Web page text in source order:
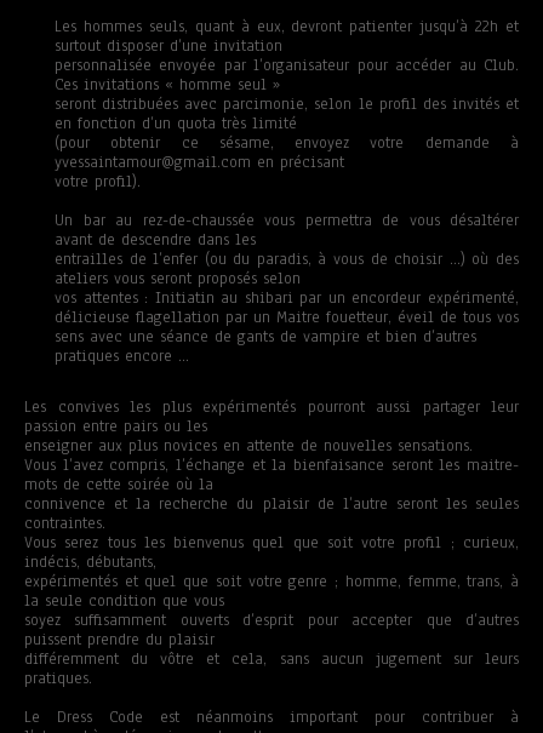
Les hommes seuls, quant à eux, devront patienter jusqu’à 22h et
surtout disposer d’une invitation
personnalisée envoyée par l’organisateur pour accéder au Club.
Ces invitations « homme seul »
seront distribuées avec parcimonie, selon le profil des invités et
en fonction d’un quota très limité
(pour obtenir ce sésame, envoyez votre demande à
yvessaintamour@gmail.com en précisant
votre profil).
Un bar au rez-de-chaussée vous permettra de vous désaltérer
avant de descendre dans les
entrailles de l’enfer (ou du paradis, à vous de choisir …) où des
ateliers vous seront proposés selon
vos attentes : Initiatin au shibari par un encordeur expérimenté,
délicieuse flagellation par un Maitre fouetteur, éveil de tous vos
sens avec une séance de gants de vampire et bien d’autres
pratiques encore …
Les convives les plus expérimentés pourront aussi partager leur
passion entre pairs ou les
enseigner aux plus novices en attente de nouvelles sensations.
Vous l’avez compris, l’échange et la bienfaisance seront les maitre-
mots de cette soirée où la
connivence et la recherche du plaisir de l’autre seront les seules
contraintes.
Vous serez tous les bienvenus quel que soit votre profil ; curieux,
indécis, débutants,
expérimentés et quel que soit votre genre ; homme, femme, trans, à
la seule condition que vous
soyez suffisamment ouverts d’esprit pour accepter que d’autres
puissent prendre du plaisir
différemment du vôtre et cela, sans aucun jugement sur leurs
pratiques.
Le Dress Code est néanmoins important pour contribuer à